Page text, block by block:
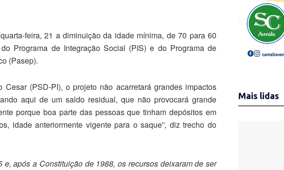
feira, 21 a diminuição da idade mínima, de 70 para 60
Programa de Integração Social (PIS) e do Programa de
(Pasep).
(PSD-PI), o projeto não acarretará grandes impactos
aqui de um saldo residual, que não provocará grande
porque boa parte das pessoas que tinham depósitos em
idade anteriormente vigente para o saque”, diz trecho do
após a Constituição de 1988, os recursos deixaram de ser
Mais lidas